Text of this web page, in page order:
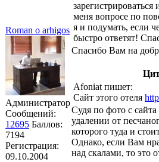
Roman o arhigos
Администратор
Сообщений:
12695 Баллов:
7194
Регистрация:
09.10.2004
меня вопросе по
я и подумать, если
быстро ответят!
Спасибо Вам на
Afoniat пишет:
Сайт этого отеля
Судя по фото с
удалении от
которого туда и
Однако, если Вам
над скалами, то это